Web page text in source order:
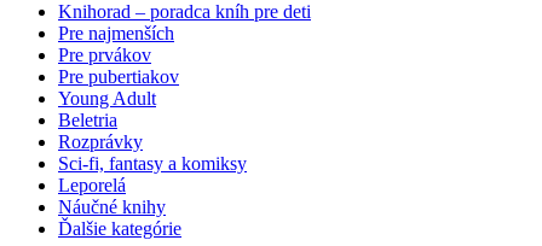
Knihorad – poradca kníh pre deti
Pre najmenších
Pre prvákov
Pre pubertiakov
Young Adult
Beletria
Rozprávky
Sci-fi, fantasy a komiksy
Leporelá
Náučné knihy
Ďalšie kategórie